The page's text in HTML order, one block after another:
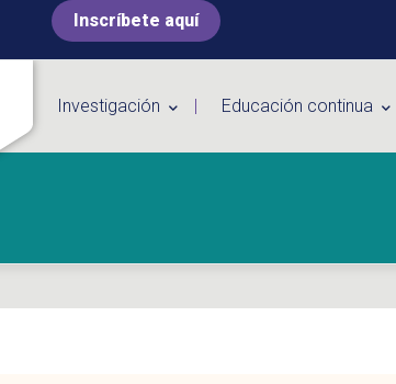
Inscríbete aquí
Investigación Educación continua